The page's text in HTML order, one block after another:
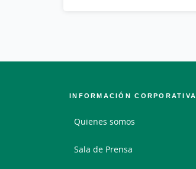
INFORMACIÓN CORPORATIVA
Quienes somos
Sala de Prensa